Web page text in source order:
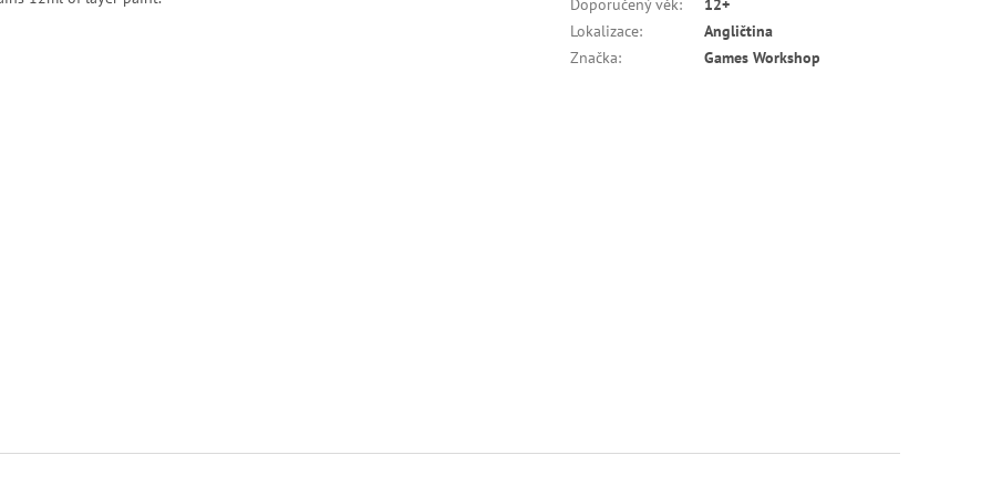
Doporučený věk:
12+
Lokalizace:
Angličtina
Značka: Games Workshop